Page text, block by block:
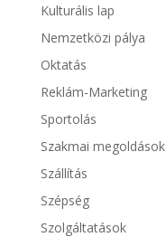
Kulturális lap
Nemzetközi pálya
Oktatás
Reklám-Marketing
Sportolás
Szakmai megoldások
Szállítás
Szépség
Szolgáltatások